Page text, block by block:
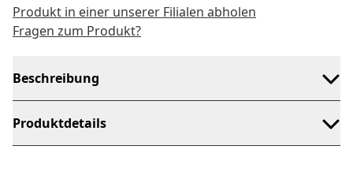
Produkt in einer unserer Filialen abholen
Fragen zum Produkt?
Beschreibung
Produktdetails